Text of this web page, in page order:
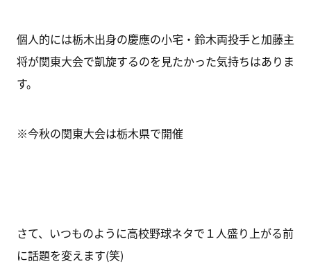
個人的には栃木出身の慶應の小宅・鈴木両投手と加藤主
将が関東大会で凱旋するのを見たかった気持ちはありま
す。
※今秋の関東大会は栃木県で開催
さて、いつものように高校野球ネタで１人盛り上がる前
に話題を変えます(笑)